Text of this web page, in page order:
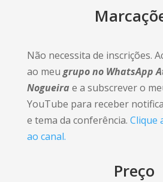
Não necessita de inscrições.
ao meu grupo no WhatsApp
Nogueira e a subscrever o
YouTube para receber
e tema da conferência. Clique
ao canal.
Preço